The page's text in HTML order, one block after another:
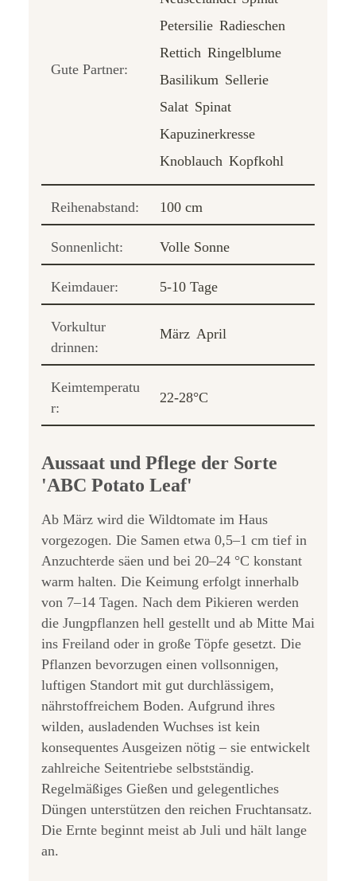
Gute Partner:
Petersilie Radieschen
Rettich Ringelblume
Basilikum Sellerie
Salat Spinat
Kapuzinerkresse
Knoblauch Kopfkohl
Reihenabstand: 100 cm
Sonnenlicht: Volle Sonne
Keimdauer: 5-10 Tage
Vorkultur
drinnen:
März April
Keimtemperatu
r:
22-28°C
Aussaat und Pflege der Sorte
'ABC Potato Leaf'
Ab März wird die Wildtomate im Haus
vorgezogen. Die Samen etwa 0,5–1 cm tief in
Anzuchterde säen und bei 20–24 °C konstant
warm halten. Die Keimung erfolgt innerhalb
von 7–14 Tagen. Nach dem Pikieren werden
die Jungpflanzen hell gestellt und ab Mitte Mai
ins Freiland oder in große Töpfe gesetzt. Die
Pflanzen bevorzugen einen vollsonnigen,
luftigen Standort mit gut durchlässigem,
nährstoffreichem Boden. Aufgrund ihres
wilden, ausladenden Wuchses ist kein
konsequentes Ausgeizen nötig – sie entwickelt
zahlreiche Seitentriebe selbstständig.
Regelmäßiges Gießen und gelegentliches
Düngen unterstützen den reichen Fruchtansatz.
Die Ernte beginnt meist ab Juli und hält lange
an.